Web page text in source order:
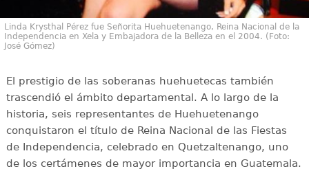
Linda Krysthal Pérez fue Señorita Huehuetenango, Reina Nacional de la
Independencia en Xela y Embajadora de la Belleza en el 2004. (Foto:
José Gómez)
El prestigio de las soberanas huehuetecas también
trascendió el ámbito departamental. A lo largo de la
historia, seis representantes de Huehuetenango
conquistaron el título de Reina Nacional de las Fiestas
de Independencia, celebrado en Quetzaltenango, uno
de los certámenes de mayor importancia en Guatemala.